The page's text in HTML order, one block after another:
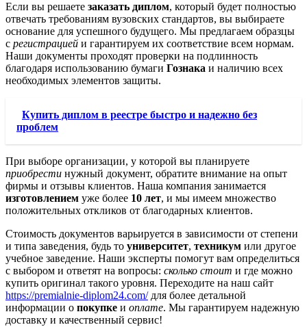
Если вы решаете заказать диплом, который будет полностью
отвечать требованиям вузовских стандартов, вы выбираете
основание для успешного будущего. Мы предлагаем образцы
с регистрацией и гарантируем их соответствие всем нормам.
Наши документы проходят проверки на подлинность
благодаря использованию бумаги Гознака и наличию всех
необходимых элементов защиты.
Купить диплом в реестре быстро и надежно без
проблем
При выборе организации, у которой вы планируете
приобрести нужный документ, обратите внимание на опыт
фирмы и отзывы клиентов. Наша компания занимается
изготовлением уже более 10 лет, и мы имеем множество
положительных откликов от благодарных клиентов.
Стоимость документов варьируется в зависимости от степени
и типа заведения, будь то университет, техникум или другое
учебное заведение. Наши эксперты помогут вам определиться
с выбором и ответят на вопросы: сколько стоит и где можно
купить оригинал такого уровня. Переходите на наш сайт
https://premialnie-diplom24.com/для более детальной
информации о покупке и оплате. Мы гарантируем надежную
доставку и качественный сервис!